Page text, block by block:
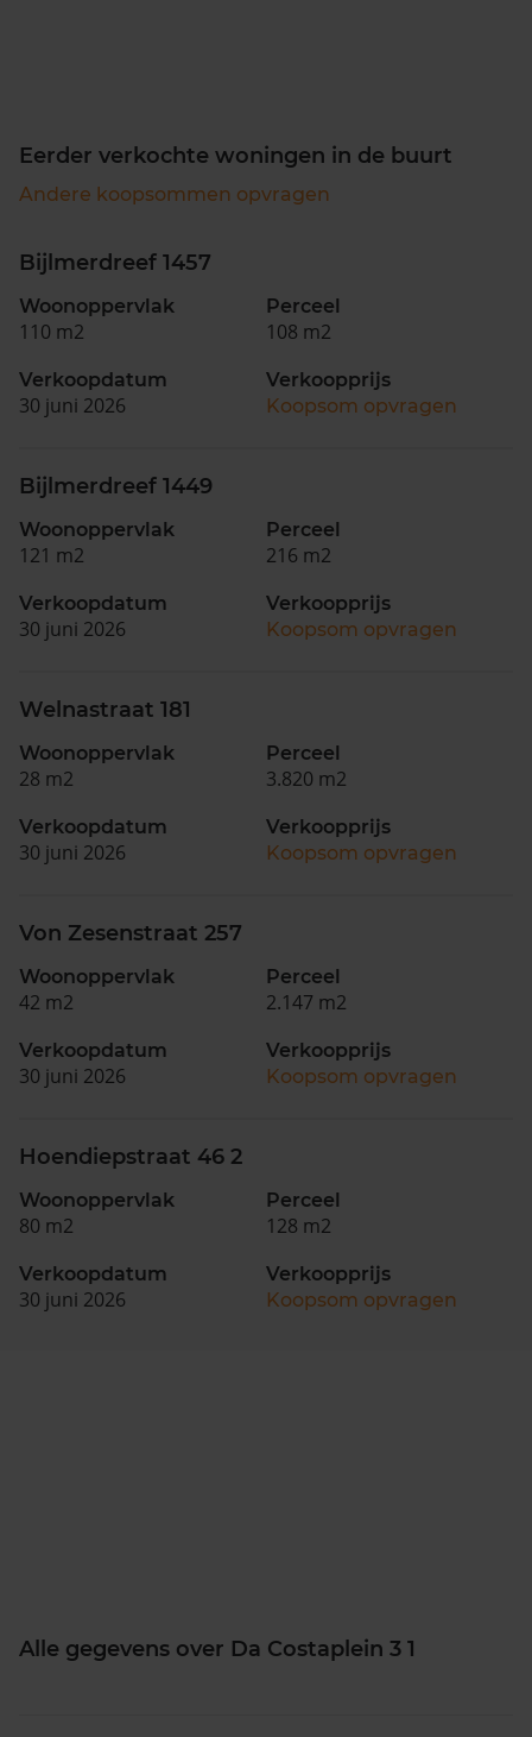
Eerder verkochte woningen in de buurt
Andere koopsommen opvragen
Bijlmerdreef 1457
Woonoppervlak
110 m2
Perceel
108 m2
Verkoopdatum
30 juni 2026
Verkoopprijs
Koopsom opvragen
Bijlmerdreef 1449
Woonoppervlak
121 m2
Perceel
216 m2
Verkoopdatum
30 juni 2026
Verkoopprijs
Koopsom opvragen
Welnastraat 181
Woonoppervlak
28 m2
Perceel
3.820 m2
Verkoopdatum
30 juni 2026
Verkoopprijs
Koopsom opvragen
Von Zesenstraat 257
Woonoppervlak
42 m2
Perceel
2.147 m2
Verkoopdatum
30 juni 2026
Verkoopprijs
Koopsom opvragen
Hoendiepstraat 46 2
Woonoppervlak
80 m2
Perceel
128 m2
Verkoopdatum
30 juni 2026
Verkoopprijs
Koopsom opvragen
Alle gegevens over Da Costaplein 3 1